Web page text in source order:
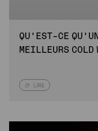
QU’EST-CE
MEILLEURS COLD
LIRE